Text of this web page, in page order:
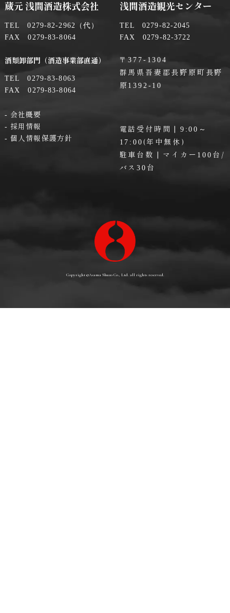
蔵元 浅間酒造株式会社
TEL 0279-82-2962（代）
FAX 0279-83-8064
酒類卸部門（酒造事業部直通）
TEL 0279-83-8063
FAX 0279-83-8064
会社概要
採用情報
個人情報保護方針
浅間酒造観光センター
TEL 0279-82-2045
FAX 0279-82-3722
〒377-1304
群馬県吾妻郡長野原町長野
原 1392-10
電話受付時間 | 9:00～
17:00 (年中無休)
駐車台数 | マイカー 100 台/
バス30 台
Copyright ©Asama Shuzo Co., Ltd. all rights reserved.